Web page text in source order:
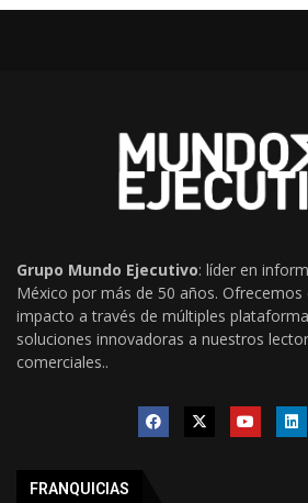
Grupo Mundo Ejecutivo: líder en
México por más de 50 años.
impacto a través de múltiples
soluciones innovadoras a nuestros
comerciales..
FRANQUICIAS